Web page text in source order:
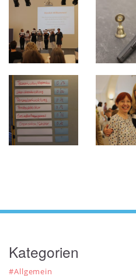
Kategorien
#Allgemein